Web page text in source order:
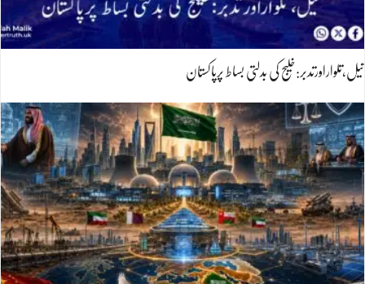
تیل،تلواراورتدبر:خلیج کی بدلتی بساط پرپاکستان